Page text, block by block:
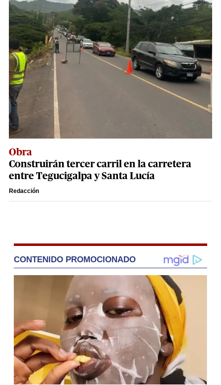
Obra
Construirán tercer carril en la carretera
entre Tegucigalpa y Santa Lucía
Redacción
CONTENIDO PROMOCIONADO